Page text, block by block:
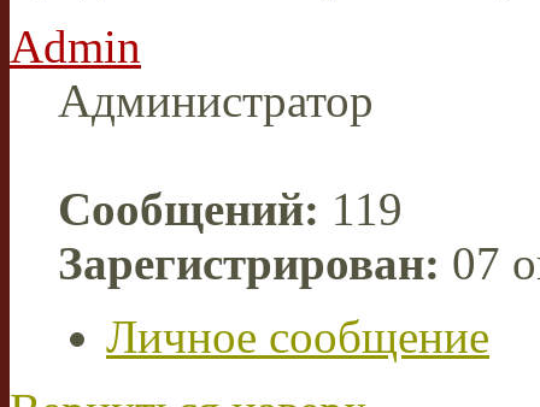
Admin
Администратор
Сообщений: 119
Зарегистрирован: 07
Личное сообщение